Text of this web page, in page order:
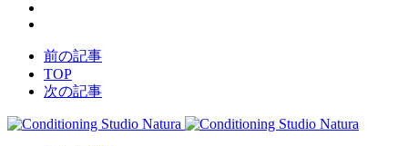
前の記事
TOP
次の記事